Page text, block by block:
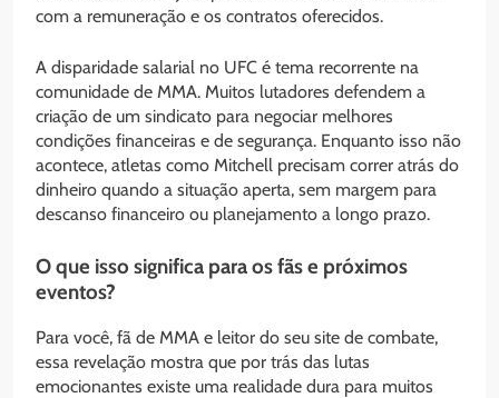
com a remuneração e os contratos oferecidos.
A disparidade salarial no UFC é tema recorrente na
comunidade de MMA. Muitos lutadores defendem a
criação de um sindicato para negociar melhores
condições financeiras e de segurança. Enquanto isso não
acontece, atletas como Mitchell precisam correr atrás do
dinheiro quando a situação aperta, sem margem para
descanso financeiro ou planejamento a longo prazo.
O que isso significa para os fãs e próximos
eventos?
Para você, fã de MMA e leitor do seu site de combate,
essa revelação mostra que por trás das lutas
emocionantes existe uma realidade dura para muitos